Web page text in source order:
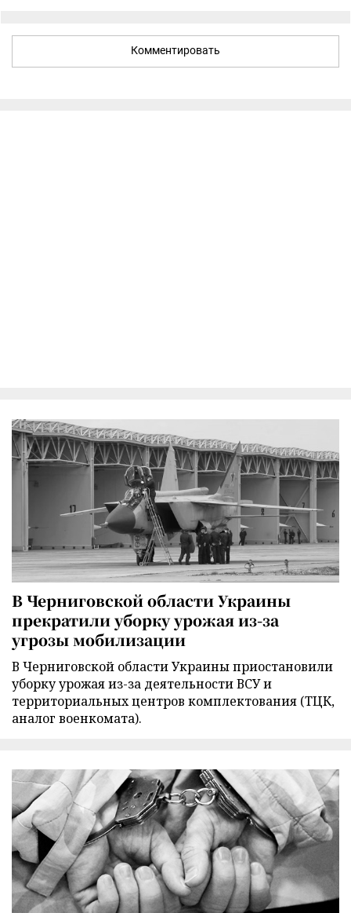
Комментировать
В Черниговской области Украины
прекратили уборку урожая из-за
угрозы мобилизации
В Черниговской области Украины приостановили
уборку урожая из-за деятельности ВСУ и
территориальных центров комплектования (ТЦК,
аналог военкомата).